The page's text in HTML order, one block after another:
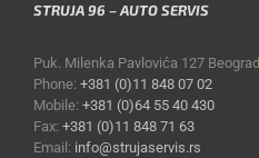
STRUJA 96 – AUTO SERVIS
Puk. Milenka Pavlovića 127 Beograd
Phone: +381 (0)11 848 07 02
Mobile: +381 (0)64 55 40 430
Fax: +381 (0)11 848 71 63
Email: info@strujaservis.rs